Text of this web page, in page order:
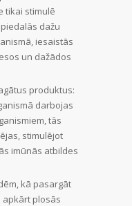
tikai stimulē
dažu
iesaistās
un dažādos
produktus:
darbojas
tās
stimulējot
imūnās atbildes
kā pasargāt
apkārt plosās